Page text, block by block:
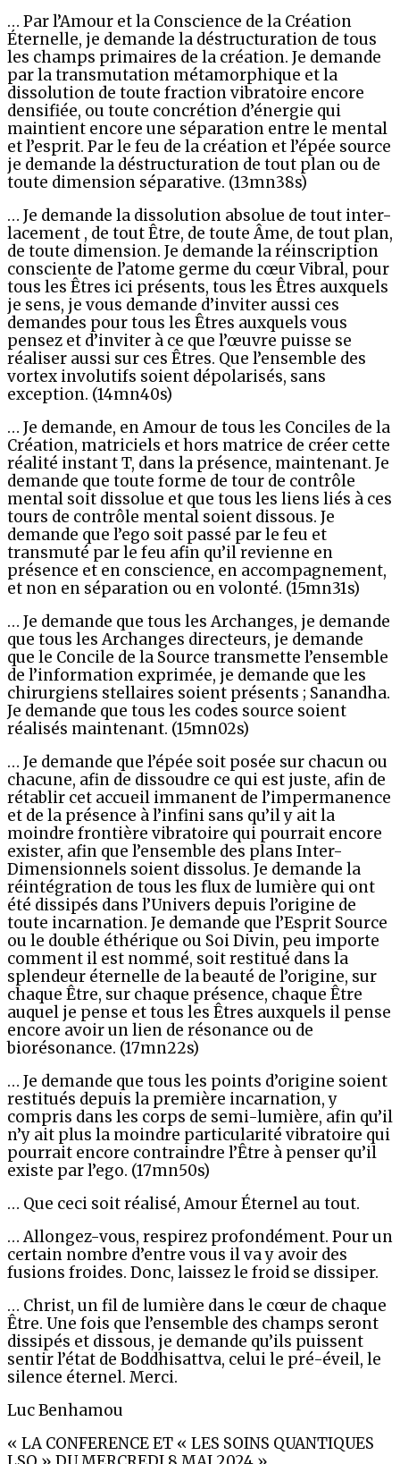
… Par l’Amour et la Conscience de la Création
Éternelle, je demande la déstructuration de tous
les champs primaires de la création. Je demande
par la transmutation métamorphique et la
dissolution de toute fraction vibratoire encore
densifiée, ou toute concrétion d’énergie qui
maintient encore une séparation entre le mental
et l’esprit. Par le feu de la création et l’épée source
je demande la déstructuration de tout plan ou de
toute dimension séparative. (13mn38s)
… Je demande la dissolution absolue de tout inter-
lacement , de tout Être, de toute Âme, de tout plan,
de toute dimension. Je demande la réinscription
consciente de l’atome germe du cœur Vibral, pour
tous les Êtres ici présents, tous les Êtres auxquels
je sens, je vous demande d’inviter aussi ces
demandes pour tous les Êtres auxquels vous
pensez et d’inviter à ce que l’œuvre puisse se
réaliser aussi sur ces Êtres. Que l’ensemble des
vortex involutifs soient dépolarisés, sans
exception. (14mn40s)
… Je demande, en Amour de tous les Conciles de la
Création, matriciels et hors matrice de créer cette
réalité instant T, dans la présence, maintenant. Je
demande que toute forme de tour de contrôle
mental soit dissolue et que tous les liens liés à ces
tours de contrôle mental soient dissous. Je
demande que l’ego soit passé par le feu et
transmuté par le feu afin qu’il revienne en
présence et en conscience, en accompagnement,
et non en séparation ou en volonté. (15mn31s)
… Je demande que tous les Archanges, je demande
que tous les Archanges directeurs, je demande
que le Concile de la Source transmette l’ensemble
de l’information exprimée, je demande que les
chirurgiens stellaires soient présents ; Sanandha.
Je demande que tous les codes source soient
réalisés maintenant. (15mn02s)
… Je demande que l’épée soit posée sur chacun ou
chacune, afin de dissoudre ce qui est juste, afin de
rétablir cet accueil immanent de l’impermanence
et de la présence à l’infini sans qu’il y ait la
moindre frontière vibratoire qui pourrait encore
exister, afin que l’ensemble des plans Inter-
Dimensionnels soient dissolus. Je demande la
réintégration de tous les flux de lumière qui ont
été dissipés dans l’Univers depuis l’origine de
toute incarnation. Je demande que l’Esprit Source
ou le double éthérique ou Soi Divin, peu importe
comment il est nommé, soit restitué dans la
splendeur éternelle de la beauté de l’origine, sur
chaque Être, sur chaque présence, chaque Être
auquel je pense et tous les Êtres auxquels il pense
encore avoir un lien de résonance ou de
biorésonance. (17mn22s)
… Je demande que tous les points d’origine soient
restitués depuis la première incarnation, y
compris dans les corps de semi-lumière, afin qu’il
n’y ait plus la moindre particularité vibratoire qui
pourrait encore contraindre l’Être à penser qu’il
existe par l’ego. (17mn50s)
… Que ceci soit réalisé, Amour Éternel au tout.
… Allongez-vous, respirez profondément. Pour un
certain nombre d’entre vous il va y avoir des
fusions froides. Donc, laissez le froid se dissiper.
… Christ, un fil de lumière dans le cœur de chaque
Être. Une fois que l’ensemble des champs seront
dissipés et dissous, je demande qu’ils puissent
sentir l’état de Boddhisattva, celui le pré-éveil, le
silence éternel. Merci.
Luc Benhamou
« LA CONFERENCE ET « LES SOINS QUANTIQUES